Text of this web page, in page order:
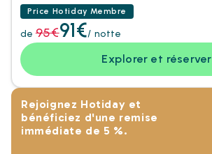
Price Hotiday Membre
de 95€91€/ notte
Explorer et réserver
Rejoignez Hotiday et
bénéficiez d'une remise
immédiate de 5 %.